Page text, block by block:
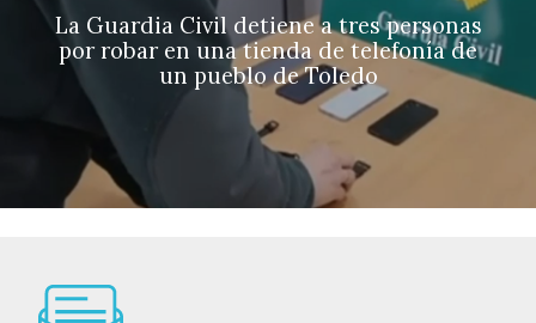
La Guardia Civil detiene a tres personas
por robar en una tienda de telefonía de
un pueblo de Toledo